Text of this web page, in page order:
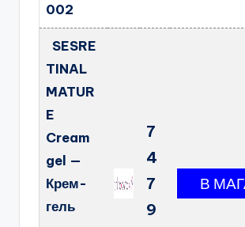
002
SESRE
TINAL
MATUR
E
Cream
gel —
Крем-
гель
7
4
7
9